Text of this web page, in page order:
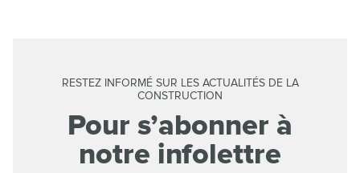
RESTEZ INFORMÉ SUR LES ACTUALITÉS DE LA
CONSTRUCTION
Pour s’abonner à
notre infolettre